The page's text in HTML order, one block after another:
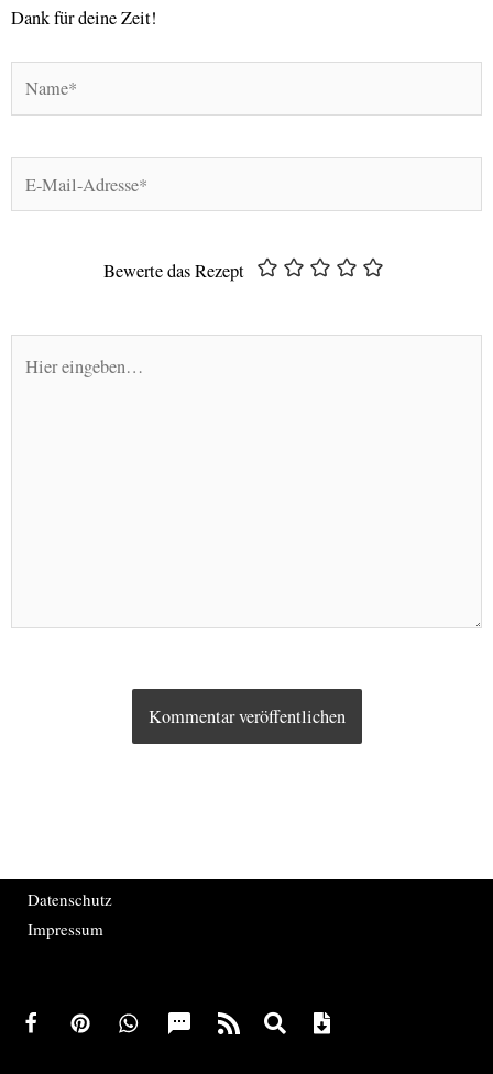
Dank für deine Zeit!
Name*
Mail-
Bewerte das Rezept
eingeben…
Datenschutz
Impressum